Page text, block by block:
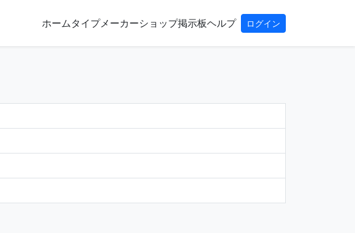
ホームタイプメーカーショップ掲示板ヘルプ ログイン